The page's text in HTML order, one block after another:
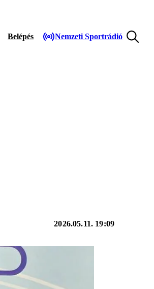
Belépés Nemzeti Sportrádió
2026.05.11. 19:09